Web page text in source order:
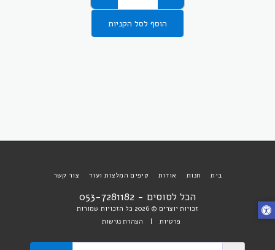
הוסף לסל הקניות
הכל לסוסים - 053-7281182
זכויות יוצרים © 2026 כל הזכויות שמורות
פרטיות | הצהרת נגישות
בית חנות אודות טיפים המלצות ועוד צור קשר